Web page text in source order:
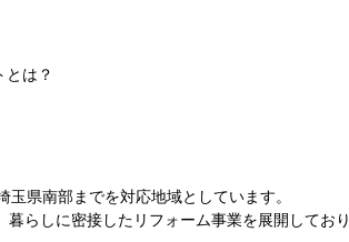
とは？
県南部までを対応地域としています。
らしに密接したリフォーム事業を展開しており